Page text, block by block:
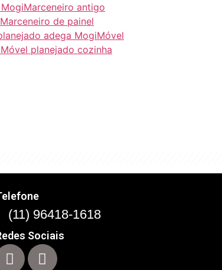
Marceneiro antigo
Marceneiro de painel
adega MogiMóvel
Móvel planejado cozinha
(11) 96418-1618
Sociais